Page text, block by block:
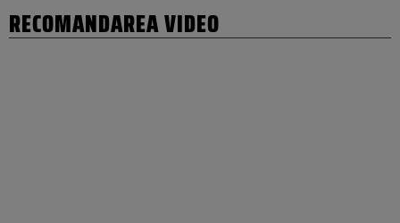
RECOMANDAREA VIDEO